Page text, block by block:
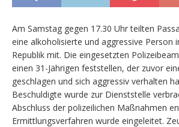
Am Samstag gegen 17.30 Uhr teilten
eine alkoholisierte und aggressive Person
Republik mit. Die eingesetzten
einen 31-Jährigen feststellen, der zuvor
geschlagen und sich aggressiv verhalten
Beschuldigte wurde zur Dienststelle
Abschluss der polizeilichen Maßnahmen
Ermittlungsverfahren wurde eingeleitet.